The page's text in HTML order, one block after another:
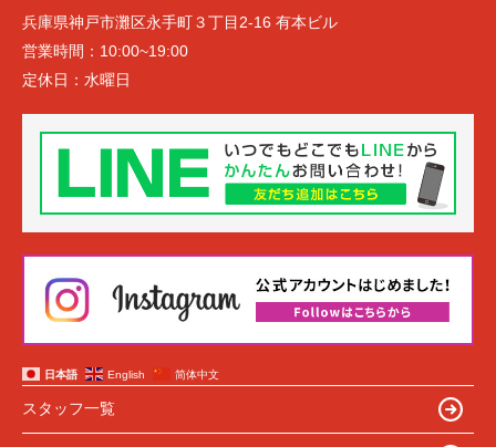
兵庫県神戸市灘区永手町３丁目2-16 有本ビル
営業時間： 10:00~19:00
定休日： 水曜日
日本語 English 简体中文
スタッフ一覧